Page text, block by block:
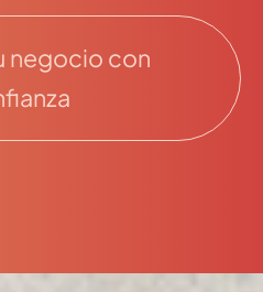
negocio con